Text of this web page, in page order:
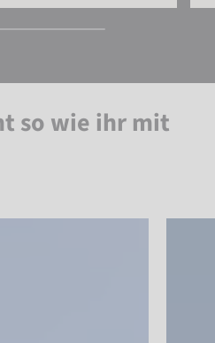
so wie ihr mit